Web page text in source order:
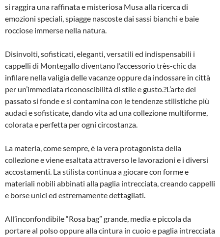
si raggira una raffinata e misteriosa Musa alla ricerca di
emozioni speciali, spiagge nascoste dai sassi bianchi e baie
rocciose immerse nella natura.
Disinvolti, sofisticati, eleganti, versatili ed indispensabili i
cappelli di Montegallo diventano l’accessorio très-chic da
infilare nella valigia delle vacanze oppure da indossare in città
per un’immediata riconoscibilità di stile e gusto.?L’arte del
passato si fonde e si contamina con le tendenze stilistiche più
audaci e sofisticate, dando vita ad una collezione multiforme,
colorata e perfetta per ogni circostanza.
La materia, come sempre, è la vera protagonista della
collezione e viene esaltata attraverso le lavorazioni e i diversi
accostamenti. La stilista continua a giocare con forme e
materiali nobili abbinati alla paglia intrecciata, creando cappelli
e borse unici ed estremamente dettagliati.
All’inconfondibile “Rosa bag” grande, media e piccola da
portare al polso oppure alla cintura in cuoio e paglia intrecciata